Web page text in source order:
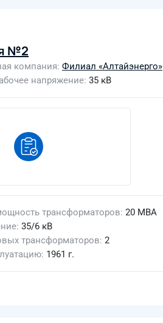
№2
компания Филиал «Алтайэнерго»
напряжение 35 кВ
трансформаторов 20 МВА
35/6 кВ
трансформаторов 2
1961 г.